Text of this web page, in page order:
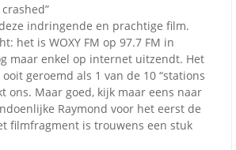
indringende en prachtige film.
het is WOXY FM op 97.7 FM in
maar enkel op internet uitzendt. Het
geroemd als 1 van de 10 “stations
ons. Maar goed, kijk maar eens naar
Raymond voor het eerst de
filmfragment is trouwens een stuk